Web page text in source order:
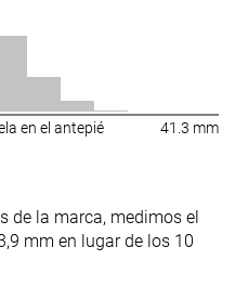
en el antepié 41.3 mm
de la marca, medimos el
mm en lugar de los 10